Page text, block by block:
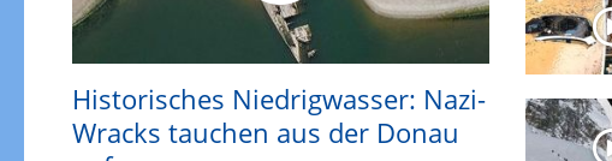
Historisches Niedrigwasser: Nazi-
Wracks tauchen aus der Donau